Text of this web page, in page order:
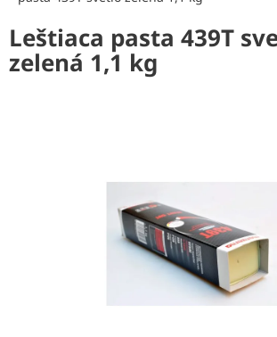
Leštiaca pasta 439T
zelená 1,1 kg